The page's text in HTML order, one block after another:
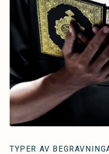
TYPER AV